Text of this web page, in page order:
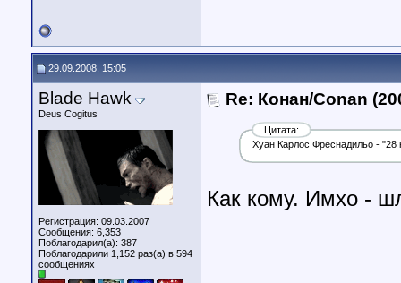
29.09.2008, 15:05
Blade Hawk
Deus Cogitus
Регистрация: 09.03.2007
Сообщения: 6,353
Поблагодарил(а): 387
Поблагодарили 1,152 раз(а) в 594
сообщениях
Re: Конан/Conan
Цитата:
Хуан Карлос Фреснадильо - "28
Как кому. Имхо -